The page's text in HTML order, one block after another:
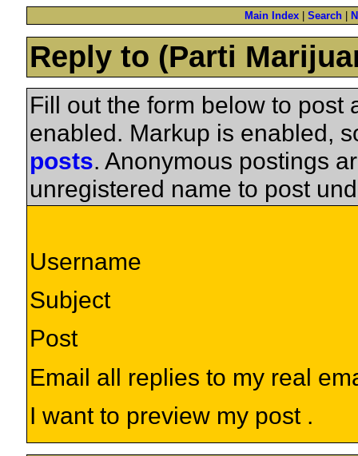
Main Index Search
Reply to (Parti
Fill out the form below to post
enabled. Markup is enabled,
posts. Anonymous postings
unregistered name to post
Username
Subject
Post
Email all replies to my real
I want to preview my post .